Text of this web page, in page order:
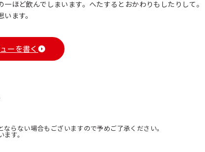
ほど飲んでしまいます。へたするとおかわりもしたりして。
ます。
ーを書く
らない場合もございますので予めご了承ください。
ます。